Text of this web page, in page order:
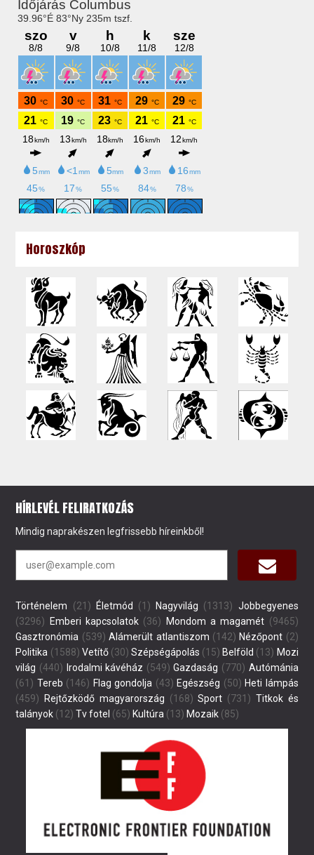
Horoszkóp
HÍRLEVÉL FELIRATKOZÁS
Mindig naprakészen legfrissebb híreinkből!
Történelem (21) Életmód (1) Nagyvilág (1313) Jobbegyenes
(3296)
Emberi kapcsolatok (36) Mondom a magamét (9465)
Gasztronómia (539) Alámerült atlantiszom (142) Nézőpont (2)
Politika (1588) Vetítő(30) Szépségápolás (15) Belföld (13) Mozi
világ (440) Irodalmi kávéház (549) Gazdaság (770) Autómánia
(61) Tereb (146) Flag gondolja (43) Egészség (50) Heti lámpás
(459)
Rejtőzködő magyarország (168) Sport (731) Titkok és
talányok (12) Tv fotel (65) Kultúra (13) Mozaik (85)